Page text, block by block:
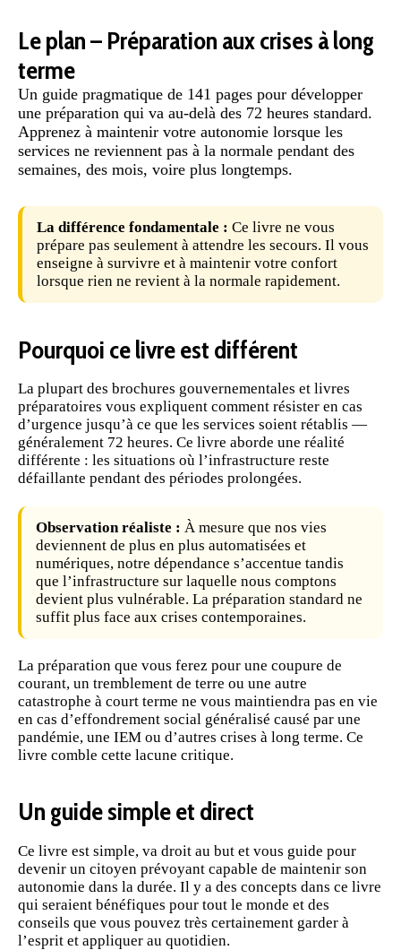
Le plan – Préparation aux crises à long
terme
Un guide pragmatique de 141 pages pour développer
une préparation qui va au-delà des 72 heures standard.
Apprenez à maintenir votre autonomie lorsque les
services ne reviennent pas à la normale pendant des
semaines, des mois, voire plus longtemps.
La différence fondamentale : Ce livre ne vous
prépare pas seulement à attendre les secours. Il vous
enseigne à survivre et à maintenir votre confort
lorsque rien ne revient à la normale rapidement.
Pourquoi ce livre est différent
La plupart des brochures gouvernementales et livres
préparatoires vous expliquent comment résister en cas
d’urgence jusqu’à ce que les services soient rétablis —
généralement 72 heures. Ce livre aborde une réalité
différente : les situations où l’infrastructure reste
défaillante pendant des périodes prolongées.
Observation réaliste : À mesure que nos vies
deviennent de plus en plus automatisées et
numériques, notre dépendance s’accentue tandis
que l’infrastructure sur laquelle nous comptons
devient plus vulnérable. La préparation standard ne
suffit plus face aux crises contemporaines.
La préparation que vous ferez pour une coupure de
courant, un tremblement de terre ou une autre
catastrophe à court terme ne vous maintiendra pas en vie
en cas d’effondrement social généralisé causé par une
pandémie, une IEM ou d’autres crises à long terme. Ce
livre comble cette lacune critique.
Un guide simple et direct
Ce livre est simple, va droit au but et vous guide pour
devenir un citoyen prévoyant capable de maintenir son
autonomie dans la durée. Il y a des concepts dans ce livre
qui seraient bénéfiques pour tout le monde et des
conseils que vous pouvez très certainement garder à
l’esprit et appliquer au quotidien.